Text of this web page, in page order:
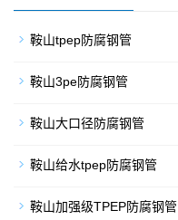
鞍山tpep防腐钢管
鞍山3pe防腐钢管
鞍山大口径防腐钢管
鞍山给水tpep防腐钢管
鞍山加强级TPEP防腐钢管